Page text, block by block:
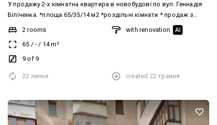
У продажу 2-х кімнатна квартира в новобудові по вул. Геннадія
Біліченка. *площа 65/35/14 м2 *роздільні кімнати * продаж з
меблями та технікою Двір облаштований дитячим та
спортивним майданчиком, є парковка для авто, зручне
транспортне сполучення. Код 88664 Додатково: Система
опалення: Індивідуальне газове. Меблювання: Так
2 rooms
65 / - / 14m²
9 of 9
with renovation AI
22 липня created 22 травня